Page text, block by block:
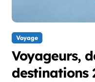
Voyage
Voyageurs,
destinations